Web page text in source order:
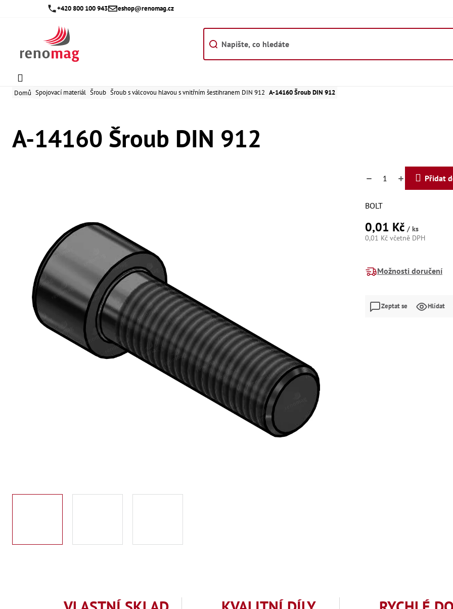
+420 800 100 943 eshop@renomag.cz
Domů Spojovací materiál Šroub Šroub s válcovou hlavou s vnitřním šestihranem DIN 912 A-14160 Šroub DIN 912
A-14160 Šroub DIN 912
0,01 Kč / ks
0,01 Kč včetně DPH
Možnosti doručení
Přidat
BOLT
Zeptat se Hlídat